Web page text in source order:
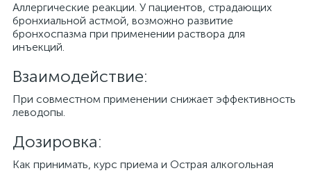
Аллергические реакции. У пациентов, страдающих
бронхиальной астмой, возможно развитие
бронхоспазма при применении раствора для
инъекций.
Взаимодействие:
При совместном применении снижает эффективность
леводопы.
Дозировка:
Как принимать, курс приема и Острая алкогольная